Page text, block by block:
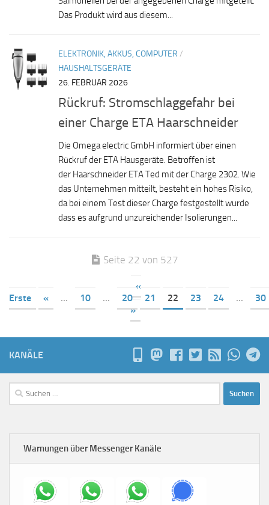
Das Produkt wird aus diesem...
ELEKTRONIK, AKKUS, COMPUTER /
HAUSHALTSGERÄTE
26. FEBRUAR 2026
Rückruf: Stromschlaggefahr bei
einer Charge ETA Haarschneider
Die Omega electric GmbH informiert über einen
Rückruf der ETA Hausgeräte. Betroffen ist
der Haarschneider ETA Ted mit der Charge 2302. Wie
das Unternehmen mitteilt, besteht ein hohes Risiko,
da bei einem Test dieser Charge festgestellt wurde
dass es aufgrund unzureichender Isolierungen...
Seite 22 von 527
«
Erste
« ... 10 ... 20 21 22 23 24 ...
30
»
KANÄLE
Suchen
nach:
Warnungen über Messenger Kanäle